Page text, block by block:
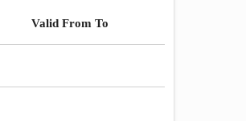
Valid From To